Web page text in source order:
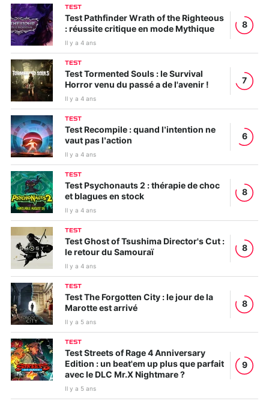
TEST
Test Pathfinder Wrath of the Righteous
: réussite critique en mode Mythique
Il y a 4 ans
8
TEST
Test Tormented Souls : le Survival
Horror venu du passé a de l'avenir !
Il y a 4 ans
7
TEST
Test Recompile : quand l’intention ne
vaut pas l’action
Il y a 4 ans
6
TEST
Test Psychonauts 2 : thérapie de choc
et blagues en stock
Il y a 4 ans
8
TEST
Test Ghost of Tsushima Director's Cut :
le retour du Samouraï
Il y a 4 ans
8
TEST
Test The Forgotten City : le jour de la
Marotte est arrivé
Il y a 5 ans
8
TEST
Test Streets of Rage 4 Anniversary
Edition : un beat'em up plus que parfait
avec le DLC Mr.X Nightmare ?
Il y a 5 ans
9